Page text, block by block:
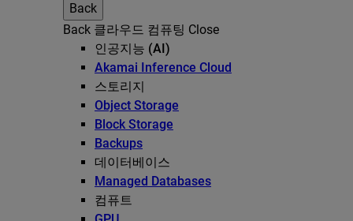
Back
Back 클라우드 컴퓨팅 Close
인공지능 (AI)
Akamai Inference Cloud
스토리지
Object Storage
Block Storage
Backups
데이터베이스
Managed Databases
컴퓨트